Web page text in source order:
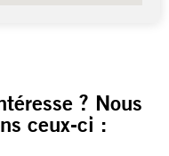
? Nous
ceux-ci :